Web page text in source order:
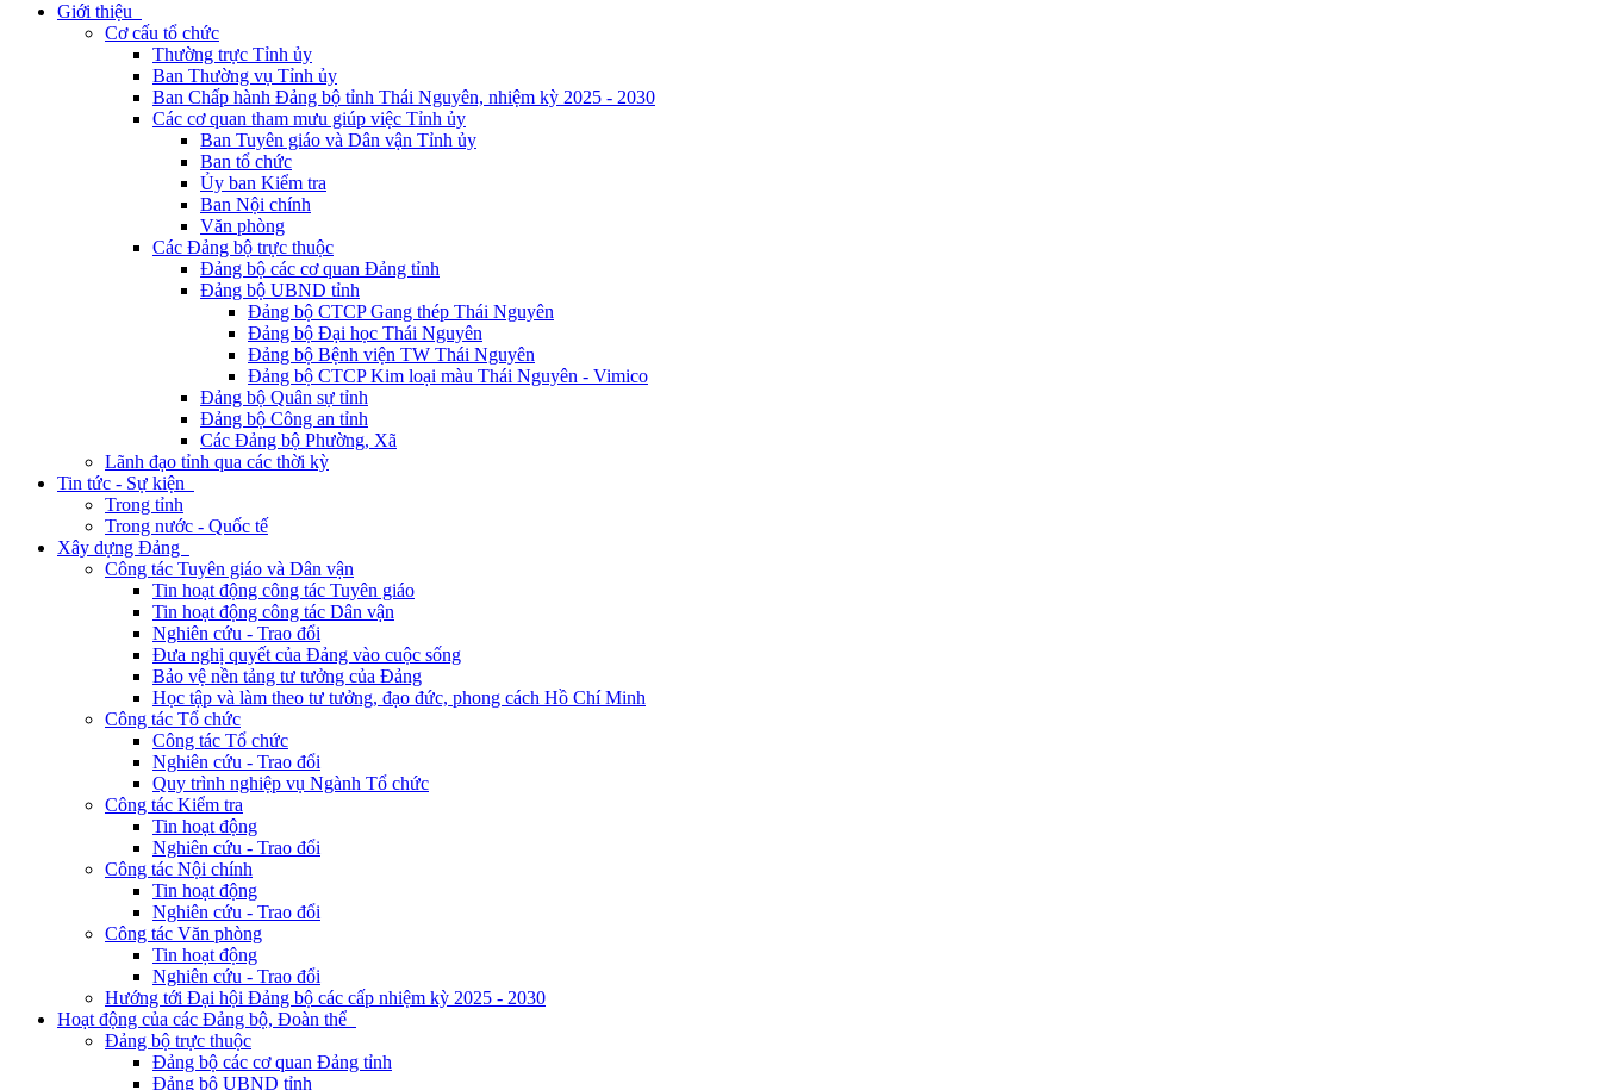
Giới thiệu
Cơ cấu tổ chức
Thường trực Tỉnh ủy
Ban Thường vụ Tỉnh ủy
Ban Chấp hành Đảng bộ tỉnh Thái Nguyên, nhiệm kỳ 2025 - 2030
Các cơ quan tham mưu giúp việc Tỉnh ủy
Ban Tuyên giáo và Dân vận Tỉnh ủy
Ban tổ chức
Ủy ban Kiểm tra
Ban Nội chính
Văn phòng
Các Đảng bộ trực thuộc
Đảng bộ các cơ quan Đảng tỉnh
Đảng bộ UBND tỉnh
Đảng bộ CTCP Gang thép Thái Nguyên
Đảng bộ Đại học Thái Nguyên
Đảng bộ Bệnh viện TW Thái Nguyên
Đảng bộ CTCP Kim loại màu Thái Nguyên - Vimico
Đảng bộ Quân sự tỉnh
Đảng bộ Công an tỉnh
Các Đảng bộ Phường, Xã
Lãnh đạo tỉnh qua các thời kỳ
Tin tức - Sự kiện
Trong tỉnh
Trong nước - Quốc tế
Xây dựng Đảng
Công tác Tuyên giáo và Dân vận
Tin hoạt động công tác Tuyên giáo
Tin hoạt động công tác Dân vận
Nghiên cứu - Trao đổi
Đưa nghị quyết của Đảng vào cuộc sống
Bảo vệ nền tảng tư tưởng của Đảng
Học tập và làm theo tư tưởng, đạo đức, phong cách Hồ Chí Minh
Công tác Tổ chức
Công tác Tổ chức
Nghiên cứu - Trao đổi
Quy trình nghiệp vụ Ngành Tổ chức
Công tác Kiểm tra
Tin hoạt động
Nghiên cứu - Trao đổi
Công tác Nội chính
Tin hoạt động
Nghiên cứu - Trao đổi
Công tác Văn phòng
Tin hoạt động
Nghiên cứu - Trao đổi
Hướng tới Đại hội Đảng bộ các cấp nhiệm kỳ 2025 - 2030
Hoạt động của các Đảng bộ, Đoàn thể
Đảng bộ trực thuộc
Đảng bộ các cơ quan Đảng tỉnh
Đảng bộ UBND tỉnh